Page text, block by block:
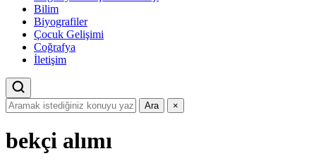
Bilim
Biyografiler
Çocuk Gelişimi
Coğrafya
İletişim
Ara ×
bekçi alımı